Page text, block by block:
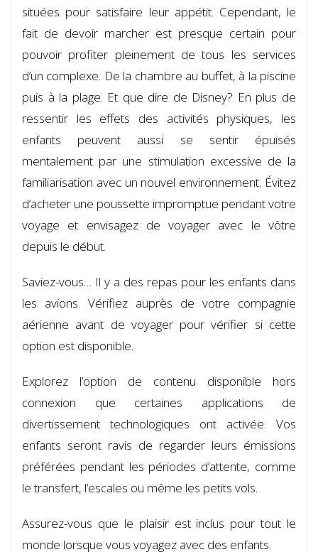
situées pour satisfaire leur appétit. Cependant, le
fait de devoir marcher est presque certain pour
pouvoir profiter pleinement de tous les services
d’un complexe. De la chambre au buffet, à la piscine
puis à la plage. Et que dire de Disney? En plus de
ressentir les effets des activités physiques, les
enfants peuvent aussi se sentir épuisés
mentalement par une stimulation excessive de la
familiarisation avec un nouvel environnement. Évitez
d’acheter une poussette impromptue pendant votre
voyage et envisagez de voyager avec le vôtre
depuis le début.
Saviez-vous… Il y a des repas pour les enfants dans
les avions. Vérifiez auprès de votre compagnie
aérienne avant de voyager pour vérifier si cette
option est disponible.
Explorez l’option de contenu disponible hors
connexion que certaines applications de
divertissement technologiques ont activée. Vos
enfants seront ravis de regarder leurs émissions
préférées pendant les périodes d’attente, comme
le transfert, l’escales ou même les petits vols.
Assurez-vous que le plaisir est inclus pour tout le
monde lorsque vous voyagez avec des enfants.